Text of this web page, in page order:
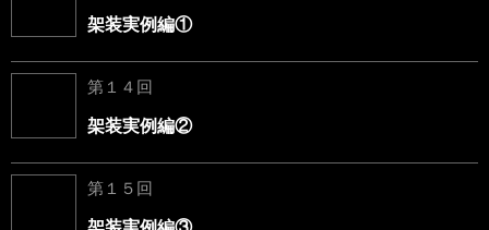
架装実例編①
第１４回
架装実例編②
第１５回